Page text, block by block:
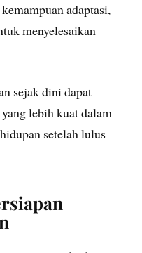
adaptasi,
menyelesaikan
sejak dini dapat
lebih kuat dalam
setelah lulus